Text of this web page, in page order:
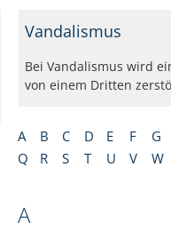
A B C D E F G
Q
R S T U V W
A
Vandalismus
Bei Vandalismus wird
von einem Dritten